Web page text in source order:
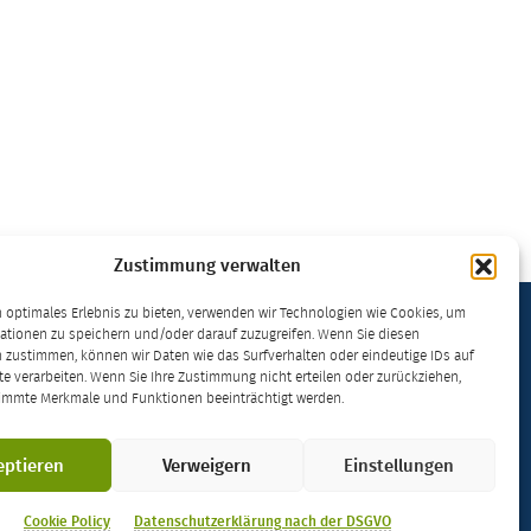
Zustimmung verwalten
optimales Erlebnis zu bieten, verwenden wir Technologien wie Cookies, um
zu speichern und/oder darauf zuzugreifen. Wenn Sie diesen
zustimmen, können wir Daten wie das Surfverhalten oder eindeutige IDs auf
verarbeiten. Wenn Sie Ihre Zustimmung nicht erteilen oder zurückziehen,
Merkmale und Funktionen beeinträchtigt werden.
Verweigern Einstellungen
Cookie Policy Datenschutzerklärung nach der DSGVO
– lizenziert unter einerCreative Commons
International Lizenz.
der
Feedback